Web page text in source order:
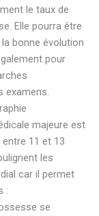
le taux de
Elle pourra être
la bonne évolution
pour
majeure est
entre 11 et 13
les
car il permet
:
se